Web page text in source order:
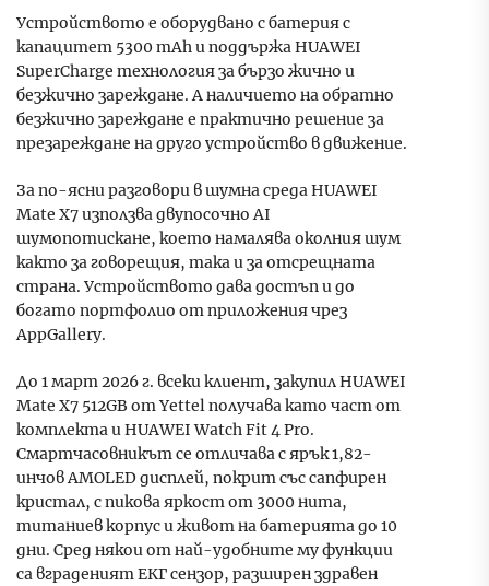
Устройството е оборудвано с батерия с
капацитет 5300 mAh и поддържа HUAWEI
SuperCharge технология за бързо жично и
безжично зареждане. А наличието на обратно
безжично зареждане е практично решение за
презареждане на друго устройство в движение.
За по-ясни разговори в шумна среда HUAWEI
Mate X7 използва двупосочно AI
шумопотискане, което намалява околния шум
както за говорещия, така и за отсрещната
страна. Устройството дава достъп и до
богато портфолио от приложения чрез
AppGallery.
До 1 март 2026 г. всеки клиент, закупил HUAWEI
Mate X7 512GB от Yettel получава като част от
комплекта и HUAWEI Watch Fit 4 Pro.
Смартчасовникът се отличава с ярък 1,82-
инчов AMOLED дисплей, покрит със сапфирен
кристал, с пикова яркост от 3000 нита,
титаниев корпус и живот на батерията до 10
дни. Сред някои от най-удобните му функции
са вграденият ЕКГ сензор, разширен здравен